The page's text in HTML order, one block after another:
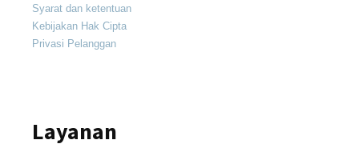
Syarat dan ketentuan
Kebijakan Hak Cipta
Privasi Pelanggan
Layanan